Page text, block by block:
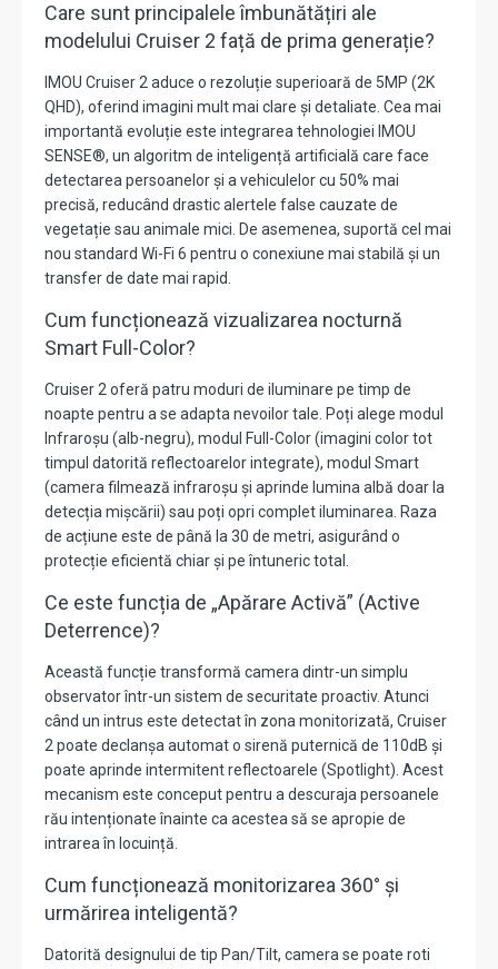
Care sunt principalele îmbunătățiri ale
modelului Cruiser 2 față de prima generație?
IMOU Cruiser 2 aduce o rezoluție superioară de 5MP (2K
QHD), oferind imagini mult mai clare și detaliate. Cea mai
importantă evoluție este integrarea tehnologiei IMOU
SENSE®, un algoritm de inteligență artificială care face
detectarea persoanelor și a vehiculelor cu 50% mai
precisă, reducând drastic alertele false cauzate de
vegetație sau animale mici. De asemenea, suportă cel mai
nou standard Wi-Fi 6 pentru o conexiune mai stabilă și un
transfer de date mai rapid.
Cum funcționează vizualizarea nocturnă
Smart Full-Color?
Cruiser 2 oferă patru moduri de iluminare pe timp de
noapte pentru a se adapta nevoilor tale. Poți alege modul
Infraroșu (alb-negru), modul Full-Color (imagini color tot
timpul datorită reflectoarelor integrate), modul Smart
(camera filmează infraroșu și aprinde lumina albă doar la
detecția mișcării) sau poți opri complet iluminarea. Raza
de acțiune este de până la 30 de metri, asigurând o
protecție eficientă chiar și pe întuneric total.
Ce este funcția de „Apărare Activă” (Active
Deterrence)?
Această funcție transformă camera dintr-un simplu
observator într-un sistem de securitate proactiv. Atunci
când un intrus este detectat în zona monitorizată, Cruiser
2 poate declanșa automat o sirenă puternică de 110dB și
poate aprinde intermitent reflectoarele (Spotlight). Acest
mecanism este conceput pentru a descuraja persoanele
rău intenționate înainte ca acestea să se apropie de
intrarea în locuință.
Cum funcționează monitorizarea 360° și
urmărirea inteligentă?
Datorită designului de tip Pan/Tilt, camera se poate roti